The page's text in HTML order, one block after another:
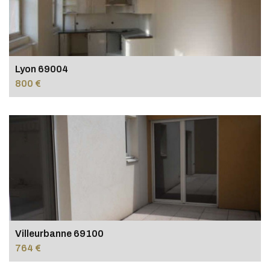
Lyon 69004
800 €
Villeurbanne 69100
764 €